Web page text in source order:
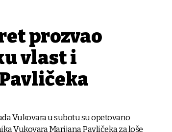
prozvao
vlast i
Vukovara u subotu su opetovano
Vukovara Marijana Pavličeka za loše